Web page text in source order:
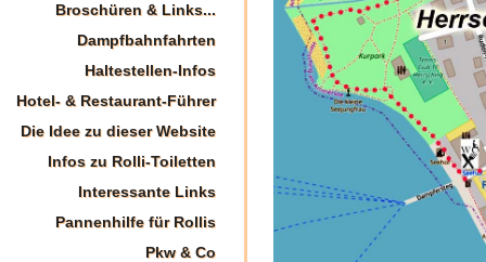
Broschüren & Links...
Dampfbahnfahrten
Haltestellen-Infos
Hotel- & Restaurant-Führer
Die Idee zu dieser Website
Infos zu Rolli-Toiletten
Interessante Links
Pannenhilfe für Rollis
Pkw & Co